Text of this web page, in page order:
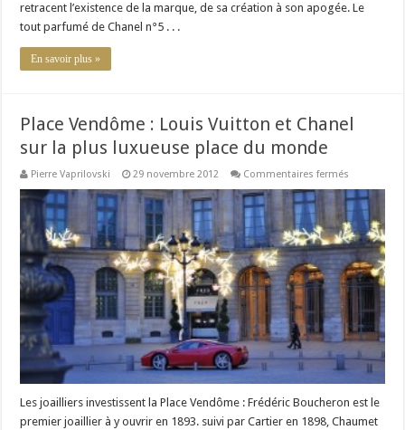
retracent l’existence de la marque, de sa création à son apogée. Le
tout parfumé de Chanel n°5 . . .
En savoir plus »
Place Vendôme : Louis Vuitton et Chanel
sur la plus luxueuse place du monde
Pierre Vaprilovski 29 novembre 2012 Commentaires fermés
Vendôme
:
Louis
Vuitton
et
Chanel
sur
la
plus
luxueuse
place
du
monde
Les joailliers investissent la Place Vendôme : Frédéric Boucheron est le
premier joaillier à y ouvrir en 1893. suivi par Cartier en 1898, Chaumet